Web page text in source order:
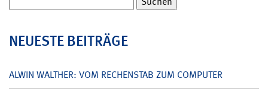
nach:
NEUESTE BEITRÄGE
ALWIN WALTHER: VOM RECHENSTAB ZUM COMPUTER